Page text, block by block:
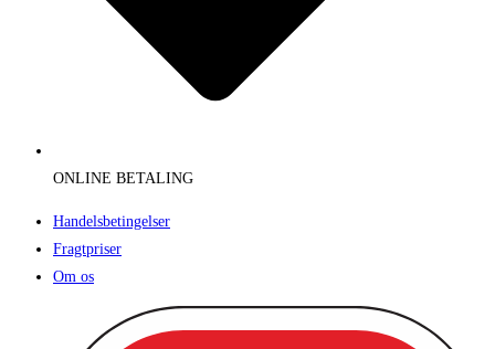
ONLINE BETALING
Handelsbetingelser
Fragtpriser
Om os